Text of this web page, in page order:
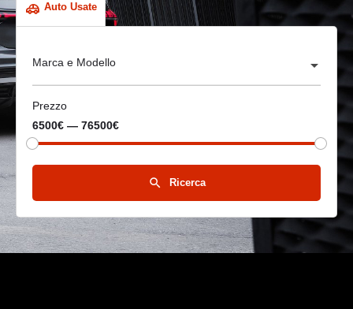
Auto Usate
Marca e Modello
Prezzo
6500€ — 76500€
Ricerca